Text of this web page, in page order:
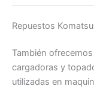
Repuestos Komatsu
También
cargadoras y
utilizadas en